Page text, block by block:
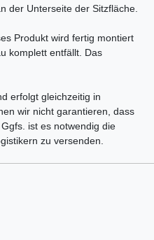
der Unterseite der Sitzfläche.
Produkt wird fertig montiert
komplett entfällt. Das
erfolgt gleichzeitig in
wir nicht garantieren, dass
ist es notwendig die
zu versenden.